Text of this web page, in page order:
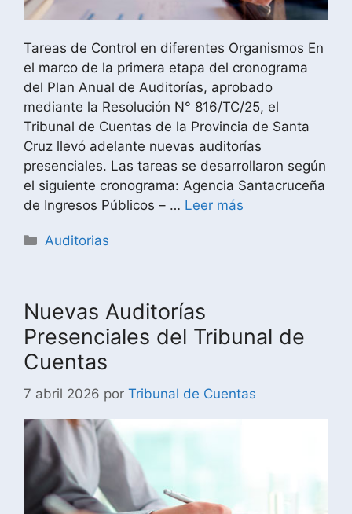
Tareas de Control en diferentes Organismos En
el marco de la primera etapa del cronograma
del Plan Anual de Auditorías, aprobado
mediante la Resolución N° 816/TC/25, el
Tribunal de Cuentas de la Provincia de Santa
Cruz llevó adelante nuevas auditorías
presenciales. Las tareas se desarrollaron según
el siguiente cronograma: Agencia Santacruceña
de Ingresos Públicos – … Leer más
Auditorias
Nuevas Auditorías
Presenciales del Tribunal de
Cuentas
7 abril 2026 por Tribunal de Cuentas